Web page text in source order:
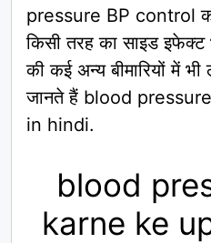
pressure BP control
किसी तरह का साइड इफेक्ट
की कई अन्य बीमारियों में
जानते हैं blood
in hindi.
blood
karne ke